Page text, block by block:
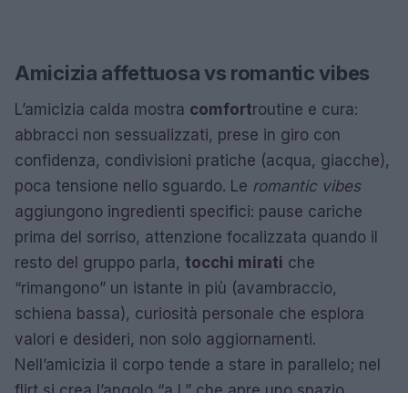
Amicizia affettuosa vs romantic vibes
L’amicizia calda mostra comfortroutine e cura:
abbracci non sessualizzati, prese in giro con
confidenza, condivisioni pratiche (acqua, giacche),
poca tensione nello sguardo. Le romantic vibes
aggiungono ingredienti specifici: pause cariche
prima del sorriso, attenzione focalizzata quando il
resto del gruppo parla, tocchi mirati che
“rimangono” un istante in più (avambraccio,
schiena bassa), curiosità personale che esplora
valori e desideri, non solo aggiornamenti.
Nell’amicizia il corpo tende a stare in parallelo; nel